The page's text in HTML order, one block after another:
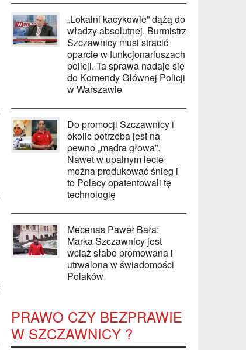
„Lokalni kacykowie” dążą do
władzy absolutnej. Burmistrz
Szczawnicy musi stracić
oparcie w funkcjonariuszach
policji. Ta sprawa nadaje się
do Komendy Głównej Policji
w Warszawie
Do promocji Szczawnicy i
okolic potrzeba jest na
pewno „mądra głowa”.
Nawet w upalnym lecie
można produkować śnieg i
to Polacy opatentowali tę
technologię
Mecenas Paweł Bała:
Marka Szczawnicy jest
wciąż słabo promowana i
utrwalona w świadomości
Polaków
PRAWO CZY BEZPRAWIE
W SZCZAWNICY ?